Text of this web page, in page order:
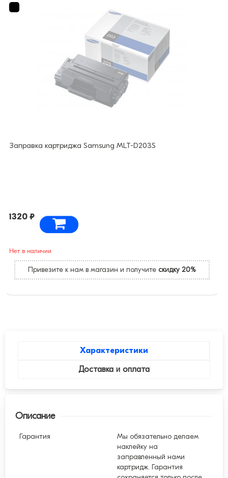
Заправка картриджа Samsung MLT-D203S
1320 ₽
Нет в наличии
Привезите к нам в магазин и получите скидку 20%
Характеристики
Доставка и оплата
Описание
Гарантия
Мы обязательно делаем
наклейку на
заправленный нами
картридж. Гарантия